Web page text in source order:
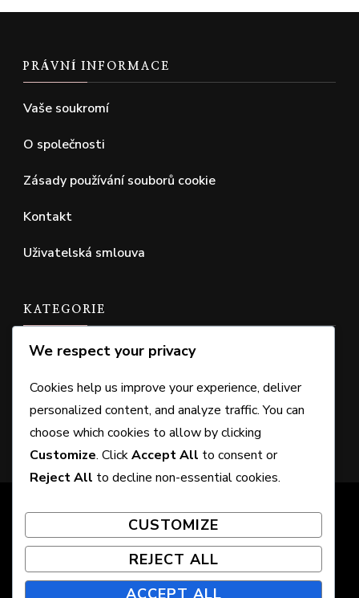
PRÁVNÍ INFORMACE
Vaše soukromí
O společnosti
Zásady používání souborů cookie
Kontakt
Uživatelská smlouva
KATEGORIE
Nároky na DLC oprávnění
Oprávnění k bonusům edice
Vykoupení kódu peněženky
© Copyright 2026jezero-borek.cz. All Rights
Reserved. Chic Lite | Developed By
.
Powered byWordPress
Vaše soukromí
O společnosti
We respect your privacy
Cookies help us improve your experience, deliver
personalized content, and analyze traffic. You can
choose which cookies to allow by clicking
Customize. ClickAccept All to consent or
Reject All to decline non-essential cookies.
CUSTOMIZE
REJECT ALL
ACCEPT ALL